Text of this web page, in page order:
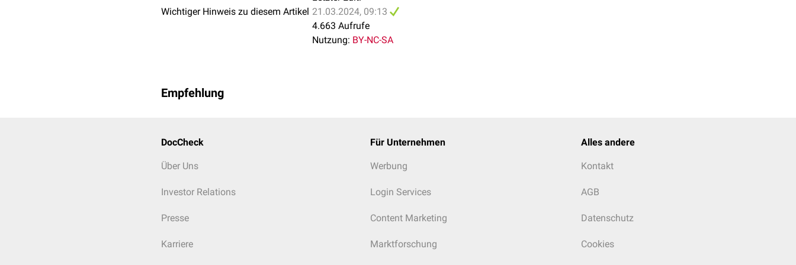
Wichtiger Hinweis zu diesem Artikel 21.03.2024, 09:13
4.663 Aufrufe
Nutzung: BY-NC-SA
Empfehlung
DocCheck
Über Uns
Investor Relations
Presse
Karriere
Für Unternehmen
Werbung
Login Services
Content Marketing
Marktforschung
Alles andere
Kontakt
AGB
Datenschutz
Cookies